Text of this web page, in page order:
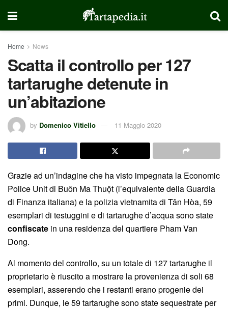
Home News
Scatta il controllo per 127
tartarughe detenute in
un’abitazione
by Domenico Vitiello 11 Maggio 2020
Grazie ad un’indagine che ha visto impegnata la Economic
Police Unit di Buôn Ma Thuột (l’equivalente della Guardia
di Finanza italiana) e la polizia vietnamita di Tân Hòa, 59
esemplari di testuggini e di tartarughe d’acqua sono state
confiscate in una residenza del quartiere Pham Van
Dong.
Al momento del controllo, su un totale di 127 tartarughe il
proprietario è riuscito a mostrare la provenienza di soli 68
esemplari, asserendo che i restanti erano progenie dei
primi. Dunque, le 59 tartarughe sono state sequestrate per